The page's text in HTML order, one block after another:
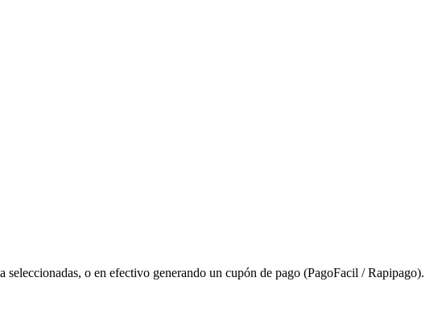
o en efectivo generando un cupón de pago (PagoFacil / Rapipago).